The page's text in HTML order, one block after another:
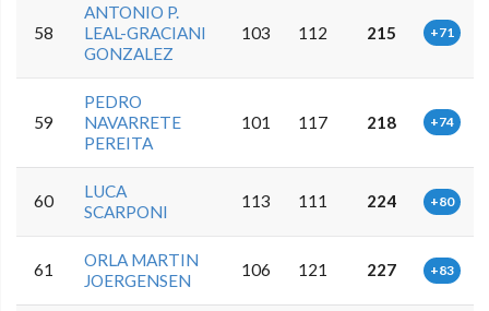
58
ANTONIO P.
LEAL-GRACIANI
GONZALEZ
103 112 215 +71
59
PEDRO
NAVARRETE
PEREITA
101 117 218 +74
60
LUCA
SCARPONI
113 111 224 +80
61
ORLA MARTIN
JOERGENSEN
106 121 227 +83